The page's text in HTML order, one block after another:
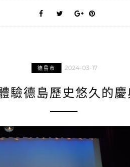
德島市 2024-03-17
驗德島歷史悠久的